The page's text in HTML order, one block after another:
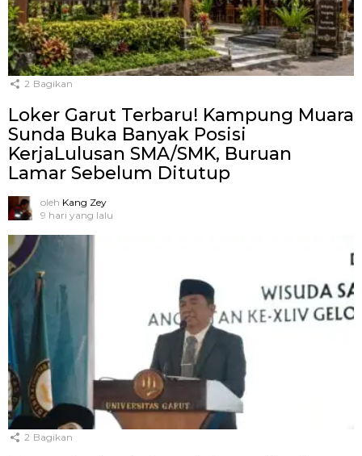
2 Bagikan
Loker Garut Terbaru! Kampung Muara
Sunda Buka Banyak Posisi
KerjaLulusan SMA/SMK, Buruan
Lamar Sebelum Ditutup
oleh Kang Zey
9 hari yang lalu
2 Bagikan